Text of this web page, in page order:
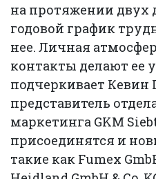
на протяжении двух
годовой график
нее. Личная
контакты делают ее
подчеркивает Кевин
представитель
маркетинга GKM
присоединятся и
такие как Fumex